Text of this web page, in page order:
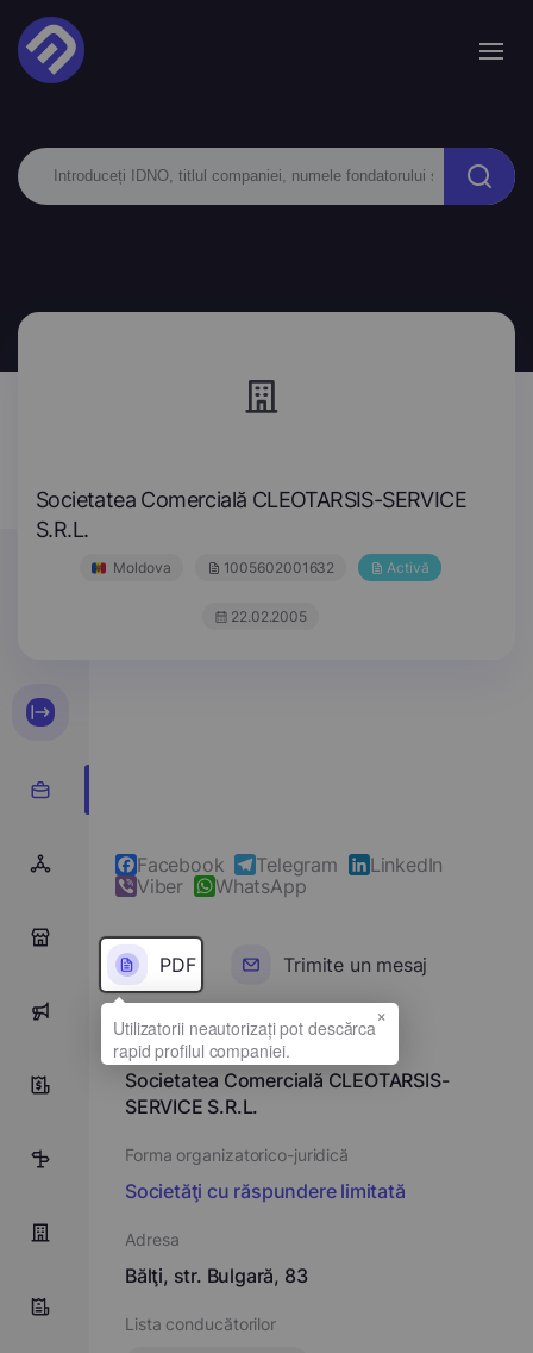
Societatea Comercială CLEOTARSIS-SERVICE
S.R.L.
Moldova 1005602001632 Activă
22.02.2005
9
10
Facebook Telegram
LinkedIn
Viber
WhatsApp
PDF Trimite un mesaj
Denumirea completă
Societatea Comercială CLEOTARSIS-
SERVICE S.R.L.
Forma organizatorico-juridică
Societăţi cu răspundere limitată
Adresa
Bălţi, str. Bulgară, 83
Lista conducătorilor
×